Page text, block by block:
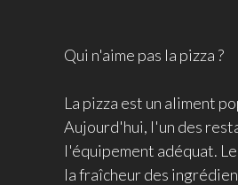
Qui n'aime pas la pizza ?
La pizza est un aliment
Aujourd'hui, l'un des
l'équipement adéquat.
la fraîcheur des